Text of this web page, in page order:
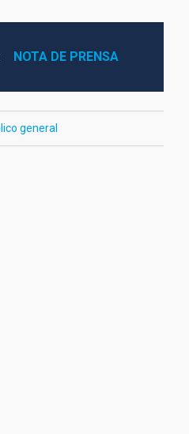
NOTA DE PRENSA
general